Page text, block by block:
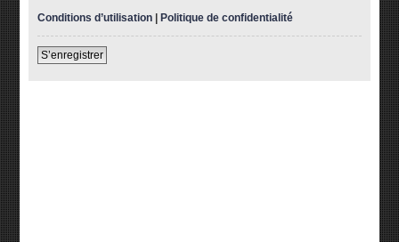
Conditions d’utilisation |Politique de confidentialité
S’enregistrer